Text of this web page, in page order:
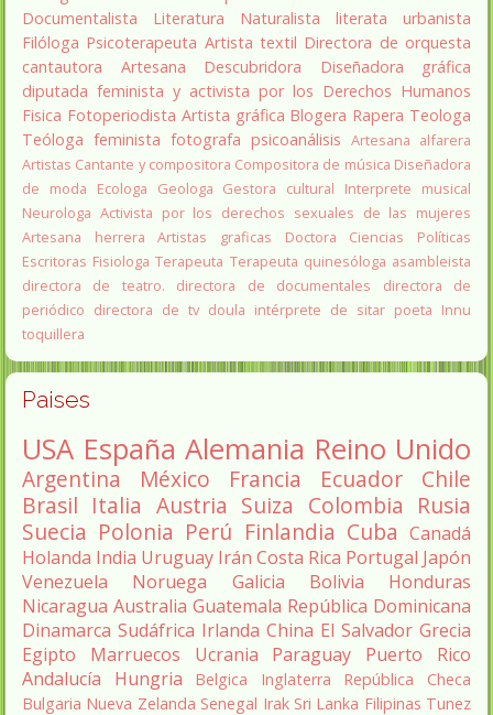
Documentalista
Literatura Naturalista literata
urbanista
Filóloga Psicoterapeuta Artista textil Directora de orquesta
cantautora
Artesana Descubridora
Diseñadora gráfica
diputada feminista y activista por los Derechos Humanos
Fisica Fotoperiodista Artista gráfica Blogera Rapera Teologa
Teóloga feminista fotografa psicoanálisis Artesana alfarera
Artistas Cantante y compositora Compositora de música Diseñadora
de moda
Ecologa Geologa Gestora cultural
Interprete musical
Neurologa Activista por los derechos sexuales de las mujeres
Artesana herrera
Artistas graficas
Doctora Ciencias Políticas
Escritoras Fisiologa Terapeuta Terapeuta quinesóloga asambleista
directora de teatro.
directora de documentales
directora de
periódico directora de tv doula intérprete de sitar poeta Innu
toquillera
Paises
USA España Alemania Reino Unido
Argentina México Francia Ecuador
Chile
Brasil Italia Austria Suiza Colombia Rusia
Suecia Polonia Perú Finlandia Cuba Canadá
Holanda India Uruguay Irán Costa Rica Portugal Japón
Venezuela
Noruega Galicia Bolivia
Honduras
Nicaragua Australia Guatemala República Dominicana
Dinamarca Sudáfrica Irlanda China El Salvador Grecia
Egipto
Marruecos Ucrania Paraguay
Puerto Rico
Andalucía
Hungria Belgica Inglaterra
República Checa
Bulgaria Nueva Zelanda Senegal Irak Sri Lanka Filipinas Tunez